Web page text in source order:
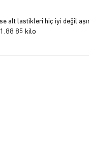
alt lastikleri hiç iyi değil
1.88 85 kilo